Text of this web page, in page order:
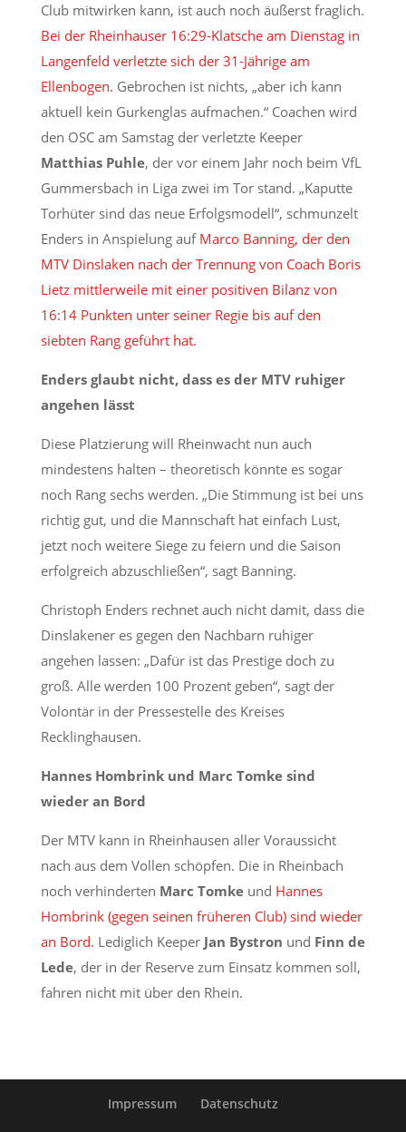
Club mitwirken kann, ist auch noch äußerst fraglich.
Bei der Rheinhauser 16:29-Klatsche am Dienstag in
Langenfeld verletzte sich der 31-Jährige am
Ellenbogen. Gebrochen ist nichts, „aber ich kann
aktuell kein Gurkenglas aufmachen.“ Coachen wird
den OSC am Samstag der verletzte Keeper
Matthias Puhle, der vor einem Jahr noch beim VfL
Gummersbach in Liga zwei im Tor stand. „Kaputte
Torhüter sind das neue Erfolgsmodell“, schmunzelt
Enders in Anspielung aufMarco Banning, der den
MTV Dinslaken nach der Trennung von Coach Boris
Lietz mittlerweile mit einer positiven Bilanz von
16:14 Punkten unter seiner Regie bis auf den
siebten Rang geführt hat.
Enders glaubt nicht, dass es der MTV ruhiger
angehen lässt
Diese Platzierung will Rheinwacht nun auch
mindestens halten – theoretisch könnte es sogar
noch Rang sechs werden. „Die Stimmung ist bei uns
richtig gut, und die Mannschaft hat einfach Lust,
jetzt noch weitere Siege zu feiern und die Saison
erfolgreich abzuschließen“, sagt Banning.
Christoph Enders rechnet auch nicht damit, dass die
Dinslakener es gegen den Nachbarn ruhiger
angehen lassen: „Dafür ist das Prestige doch zu
groß. Alle werden 100 Prozent geben“, sagt der
Volontär in der Pressestelle des Kreises
Recklinghausen.
Hannes Hombrink und Marc Tomke sind
wieder an Bord
Der MTV kann in Rheinhausen aller Voraussicht
nach aus dem Vollen schöpfen. Die in Rheinbach
noch verhinderten Marc Tomke und Hannes
Hombrink (gegen seinen früheren Club) sind wieder
an Bord. Lediglich Keeper Jan Bystron und Finn de
Lede, der in der Reserve zum Einsatz kommen soll,
fahren nicht mit über den Rhein.
Impressum Datenschutz